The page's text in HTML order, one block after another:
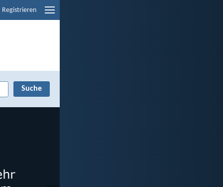
Registrieren